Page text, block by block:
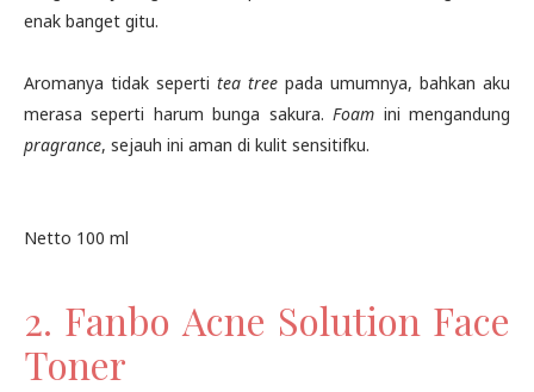
enak banget gitu.
Aromanya tidak seperti tea tree pada umumnya, bahkan aku
merasa seperti harum bunga sakura.Foam ini mengandung
pragrance, sejauh ini aman di kulit sensitifku.
Netto 100 ml
2. Fanbo Acne Solution Face
Toner